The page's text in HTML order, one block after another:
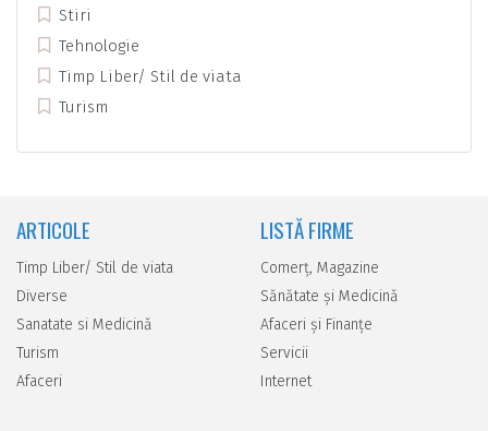
Stiri
Tehnologie
Timp Liber/ Stil de viata
Turism
ARTICOLE
Timp Liber/ Stil de viata
Diverse
Sanatate si Medicină
Turism
Afaceri
LISTĂ FIRME
Comerţ, Magazine
Sănătate şi Medicină
Afaceri şi Finanţe
Servicii
Internet